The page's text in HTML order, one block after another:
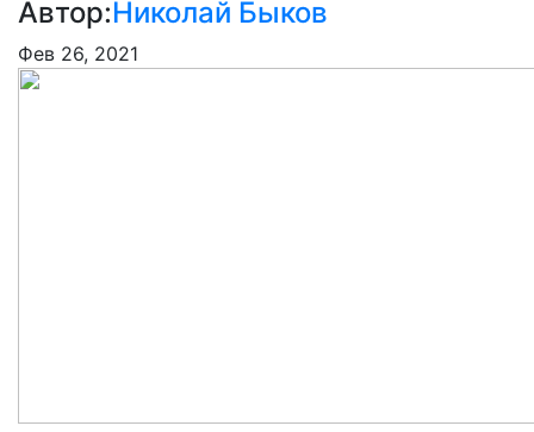
Автор:Николай Быков
Фев 26, 2021